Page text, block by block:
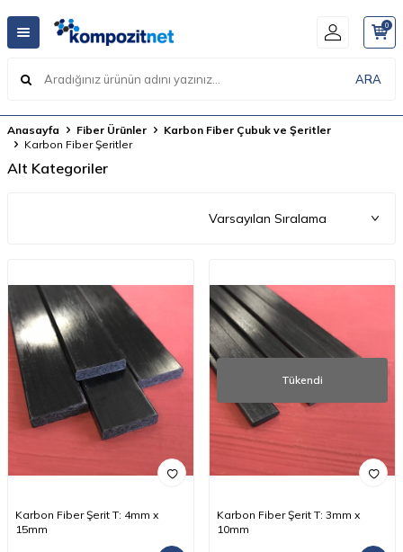
ARA
0
Anasayfa Fiber Ürünler
Karbon Fiber Çubuk ve Şeritler
Karbon Fiber Şeritler
Alt Kategoriler
Karbon Fiber Şerit T: 4mm x
15mm
Tükendi
Karbon Fiber Şerit T: 3mm x
10mm